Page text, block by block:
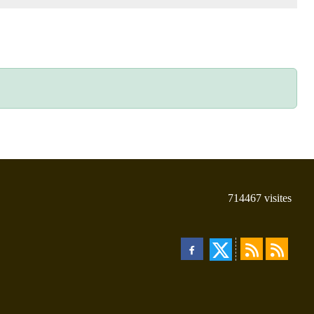
714467 visites